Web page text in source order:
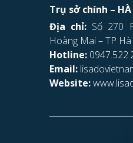
Trụ sở chính –
Địa chỉ: Số 270
Hoàng Mai – TP
Hotline:
Email:
Website: